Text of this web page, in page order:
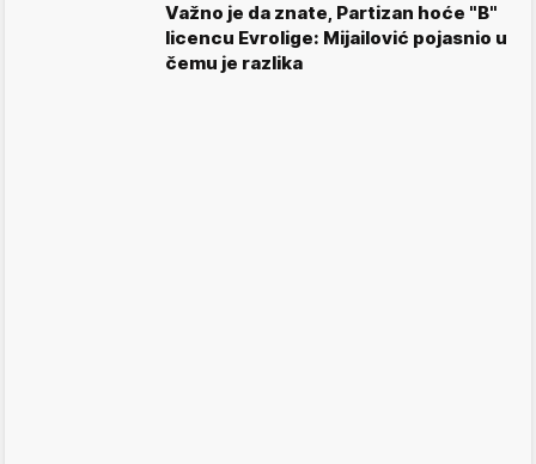
Važno je da znate, Partizan hoće "B"
licencu Evrolige: Mijailović pojasnio u
čemu je razlika